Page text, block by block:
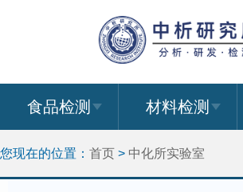
食品检测 材料检测
您现在的位置： 首页 > 中化所实验室